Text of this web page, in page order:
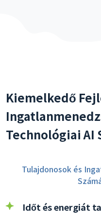
Kiemelkedő
Technológiai AI
Tulajdonosok és
Időt és energiát